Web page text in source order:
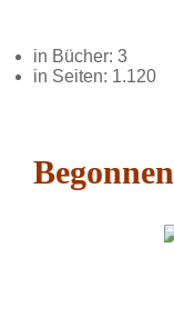
in Bücher: 3
in Seiten: 1.120
Begonnen